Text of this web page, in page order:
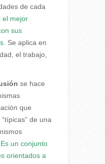
de cada
el mejor
sus
Se aplica en
el trabajo,
se hace
que
de una
Es un conjunto
orientados a